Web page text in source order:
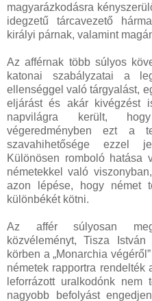
magyarázkodásra
idegzetű tárcavezető
királyi párnak, valamint
Az afférnak több súlyos
katonai szabályzatai a
ellenséggel való tárgyalást,
eljárást és akár kivégzést
napvilágra került,
végeredményben ezt a
szavahihetősége ezzel
Különösen romboló hatása
németekkel való
azon lépése, hogy német
különbékét kötni.
Az affér súlyosan
közvéleményt, Tisza
körben a „Monarchia
németek rapportra rendelték
leforrázott uralkodónk nem
nagyobb befolyást